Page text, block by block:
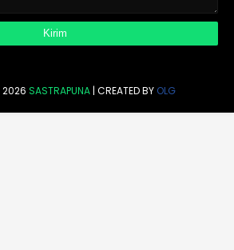
2026 SASTRAPUNA | CREATED BY OLG